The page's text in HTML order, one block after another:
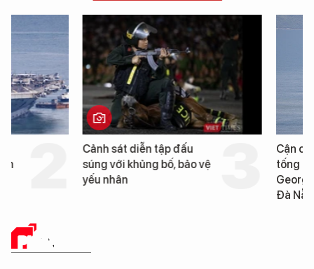
Cảnh sát diễn tập đấu
súng với khủng bố, bảo vệ
Cận cảnh chiến hạm
tống tàu sân bay USS
George Washington
PHÂN TÍCH